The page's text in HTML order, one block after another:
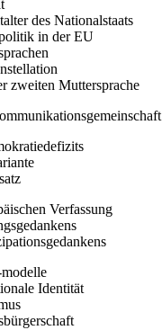
des Nationalstaats
in der EU
zweiten Muttersprache
Verfassung
Identität